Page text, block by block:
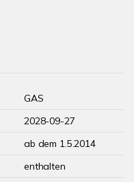
GAS
2028-09-27
ab dem 1.5.2014
enthalten